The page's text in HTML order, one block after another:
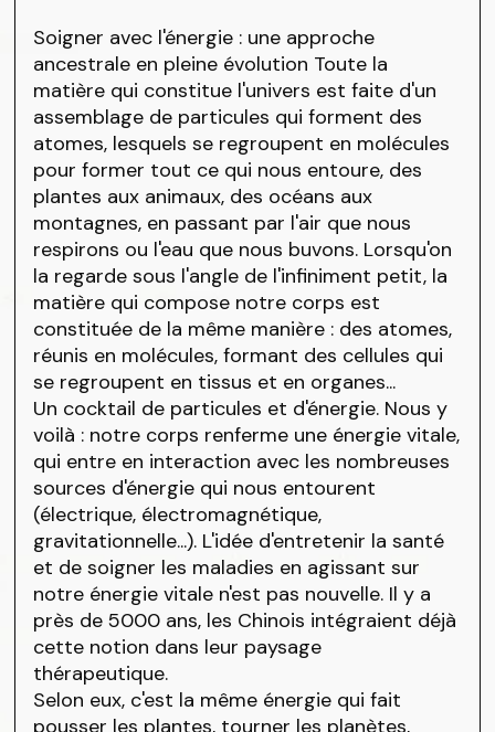
Soigner avec l'énergie : une approche
ancestrale en pleine évolution Toute la
matière qui constitue l'univers est faite d'un
assemblage de particules qui forment des
atomes, lesquels se regroupent en molécules
pour former tout ce qui nous entoure, des
plantes aux animaux, des océans aux
montagnes, en passant par l'air que nous
respirons ou l'eau que nous buvons. Lorsqu'on
la regarde sous l'angle de l'infiniment petit, la
matière qui compose notre corps est
constituée de la même manière : des atomes,
réunis en molécules, formant des cellules qui
se regroupent en tissus et en organes...
Un cocktail de particules et d'énergie. Nous y
voilà : notre corps renferme une énergie vitale,
qui entre en interaction avec les nombreuses
sources d'énergie qui nous entourent
(électrique, électromagnétique,
gravitationnelle...). L'idée d'entretenir la santé
et de soigner les maladies en agissant sur
notre énergie vitale n'est pas nouvelle. Il y a
près de 5000 ans, les Chinois intégraient déjà
cette notion dans leur paysage
thérapeutique.
Selon eux, c'est la même énergie qui fait
pousser les plantes, tourner les planètes,